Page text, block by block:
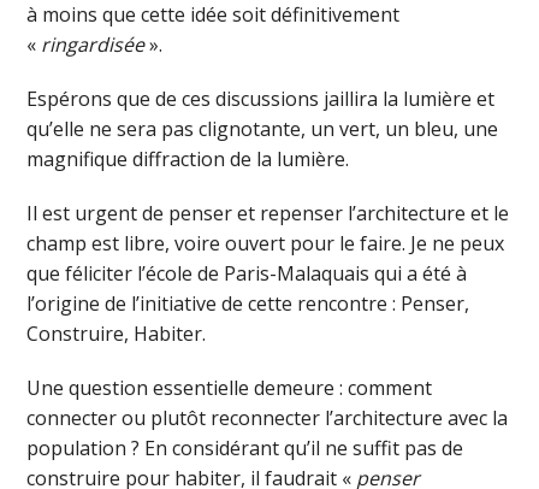
à moins que cette idée soit définitivement
« ringardisée».
Espérons que de ces discussions jaillira la lumière et
qu’elle ne sera pas clignotante, un vert, un bleu, une
magnifique diffraction de la lumière.
Il est urgent de penser et repenser l’architecture et le
champ est libre, voire ouvert pour le faire. Je ne peux
que féliciter l’école de Paris-Malaquais qui a été à
l’origine de l’initiative de cette rencontre : Penser,
Construire, Habiter.
Une question essentielle demeure : comment
connecter ou plutôt reconnecter l’architecture avec la
population ? En considérant qu’il ne suffit pas de
construire pour habiter, il faudrait « penser